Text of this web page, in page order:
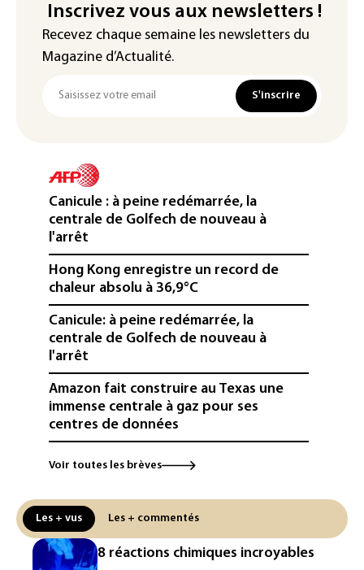
Inscrivez vous aux newsletters !
Recevez chaque semaine les newsletters du
Magazine d’Actualité.
S'inscrire
Canicule : à peine redémarrée, la
centrale de Golfech de nouveau à
l'arrêt
Hong Kong enregistre un record de
chaleur absolu à 36,9°C
Canicule: à peine redémarrée, la
centrale de Golfech de nouveau à
l'arrêt
Amazon fait construire au Texas une
immense centrale à gaz pour ses
centres de données
L'UE demande à Meta et TikTok de
renforcer la surveillance et la
Ceuta
L'Europe se prépare à une baisse de la
production d'électricité lors de l'éclipse
Voir toutes les brèves
Les + vus Les + commentés
8 réactions chimiques incroyables